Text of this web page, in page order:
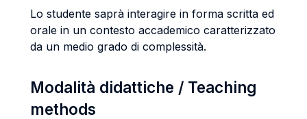
Lo studente saprà interagire in forma scritta ed
orale in un contesto accademico caratterizzato
da un medio grado di complessità.
Modalità didattiche / Teaching
methods